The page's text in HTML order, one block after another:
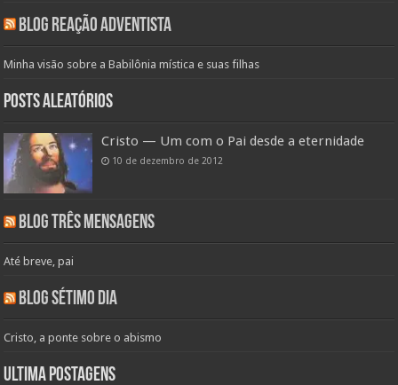
Blog Reação Adventista
Minha visão sobre a Babilônia mística e suas filhas
Posts aleatórios
Cristo — Um com o Pai desde a eternidade
10 de dezembro de 2012
Blog Três Mensagens
Até breve, pai
Blog Sétimo Dia
Cristo, a ponte sobre o abismo
Ultima Postagens